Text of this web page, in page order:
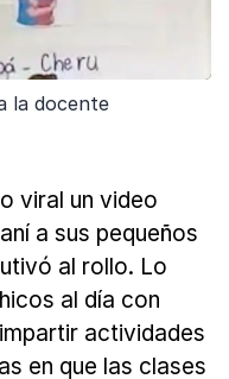
la docente
viral un video
a sus pequeños
al rollo. Lo
al día con
actividades
en que las clases